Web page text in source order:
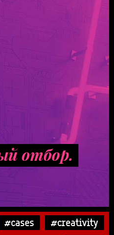
отбор.
#cases
#creativity